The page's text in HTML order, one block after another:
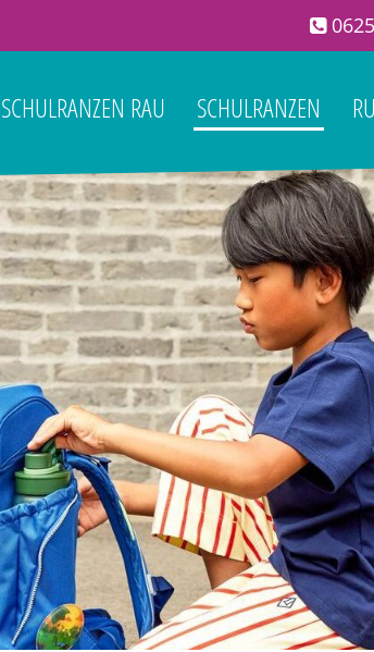
SCHULRANZEN RAU SCHULRANZEN